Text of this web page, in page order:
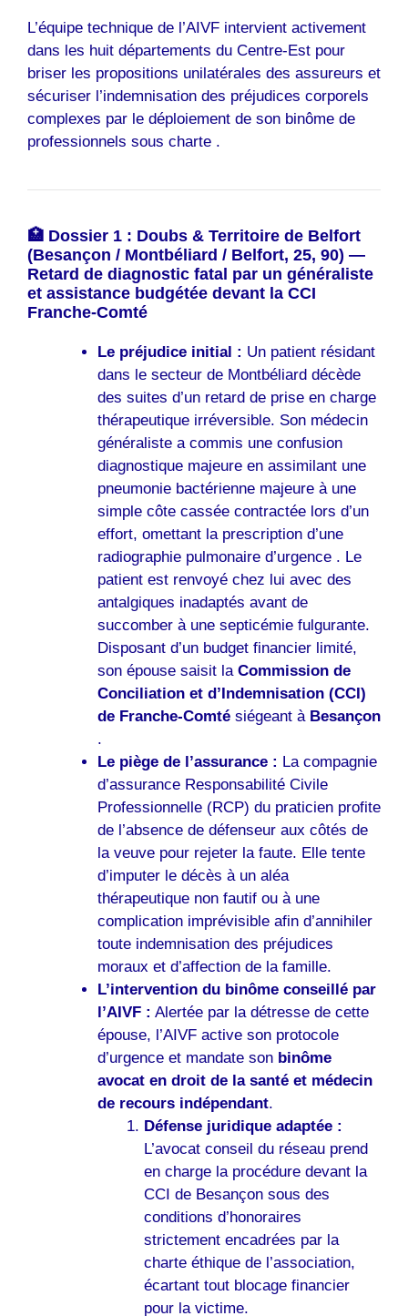
L’équipe technique de l’AIVF intervient activement
dans les huit départements du Centre-Est pour
briser les propositions unilatérales des assureurs et
sécuriser l’indemnisation des préjudices corporels
complexes par le déploiement de son binôme de
professionnels sous charte .
🏥 Dossier 1 : Doubs & Territoire de Belfort
(Besançon / Montbéliard / Belfort, 25, 90) —
Retard de diagnostic fatal par un généraliste
et assistance budgétée devant la CCI
Franche-Comté
Le préjudice initial : Un patient résidant
dans le secteur de Montbéliard décède
des suites d’un retard de prise en charge
thérapeutique irréversible. Son médecin
généraliste a commis une confusion
diagnostique majeure en assimilant une
pneumonie bactérienne majeure à une
simple côte cassée contractée lors d’un
effort, omettant la prescription d’une
radiographie pulmonaire d’urgence . Le
patient est renvoyé chez lui avec des
antalgiques inadaptés avant de
succomber à une septicémie fulgurante.
Disposant d’un budget financier limité,
son épouse saisit la Commission de
Conciliation et d’Indemnisation (CCI)
de Franche-Comtésiégeant à Besançon
.
Le piège de l’assurance : La compagnie
d’assurance Responsabilité Civile
Professionnelle (RCP) du praticien profite
de l’absence de défenseur aux côtés de
la veuve pour rejeter la faute. Elle tente
d’imputer le décès à un aléa
thérapeutique non fautif ou à une
complication imprévisible afin d’annihiler
toute indemnisation des préjudices
moraux et d’affection de la famille.
L’intervention du binôme conseillé par
l’AIVF : Alertée par la détresse de cette
épouse, l’AIVF active son protocole
d’urgence et mandate son binôme
avocat en droit de la santé et médecin
de recours indépendant.
Défense juridique adaptée :
L’avocat conseil du réseau prend
en charge la procédure devant la
CCI de Besançon sous des
conditions d’honoraires
strictement encadrées par la
charte éthique de l’association,
écartant tout blocage financier
pour la victime.